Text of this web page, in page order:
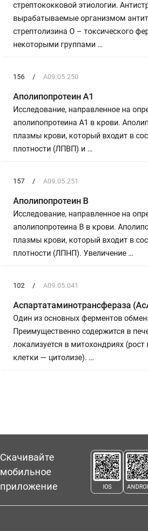
стрептококковой этиологии.
вырабатываемые организмом
стрептолизина О – токсического
некоторыми группами …
156 / A09.05.250
Аполипопротеин А1
Исследование, направленное на
аполипопротеина А1 в крови.
плазмы крови, который входит в
плотности (ЛПВП) и …
157 / A09.05.251
Аполипопротеин В
Исследование, направленное на
аполипопротеина В в крови.
плазмы крови, который входит в
плотности (ЛПНП). Увеличение …
102 / A09.05.041
Аспартатаминотрансфераза
Один из основных ферментов
Преимущественно содержится в
локализуется в митохондриях (рост
клетки — цитолизе). …
Скачивайте
мобильное
приложение
IOS